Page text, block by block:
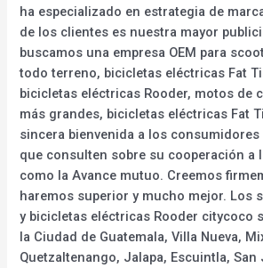
ha especializado en estrategia de
de los clientes es nuestra mayor
buscamos una empresa OEM para
todo terreno, bicicletas eléctricas Fat
bicicletas eléctricas Rooder, motos de
más grandes, bicicletas eléctricas Fat
sincera bienvenida a los
que consulten sobre su cooperación a
como la Avance mutuo. Creemos
haremos superior y mucho mejor. Los
y bicicletas eléctricas Rooder citycoco
la Ciudad de Guatemala, Villa Nueva,
Quetzaltenango, Jalapa, Escuintla, San